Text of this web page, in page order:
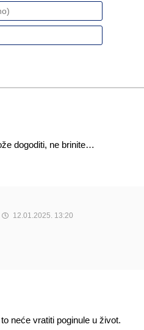
Ime
ili
nadimak
Email
(nije
dogoditi, ne brinite…
12.01.2025. 13:20
neće vratiti poginule u život.